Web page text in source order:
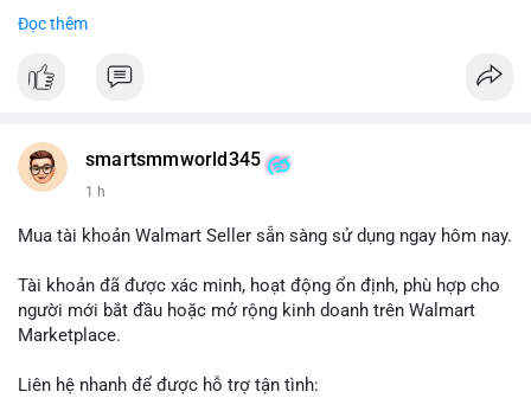
#buyverifiedkrakenbusinessaccounts
Đọc thêm
smartsmmworld345
1 h
Mua tài khoản Walmart Seller sẵn sàng sử dụng ngay hôm nay.
Tài khoản đã được xác minh, hoạt động ổn định, phù hợp cho
người mới bắt đầu hoặc mở rộng kinh doanh trên Walmart
Marketplace.
Liên hệ nhanh để được hỗ trợ tận tình: